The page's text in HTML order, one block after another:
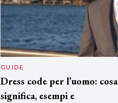
GUIDE
Dress code per l’uomo: cosa
significa, esempi e